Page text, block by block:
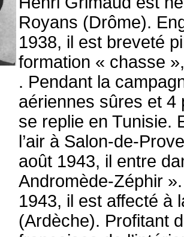
Royans (Drôme).
1938, il est breveté
formation « chasse
. Pendant la
aériennes sûres et 4
se replie en Tunisie.
l’air à Salon-de-
août 1943, il entre
Andromède-Zéphir
1943, il est affecté à
(Ardèche). Profitant